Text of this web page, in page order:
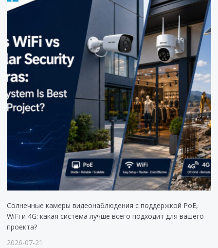
Солнечные камеры видеонаблюдения с поддержкой PoE,
WiFi и 4G: какая система лучше всего подходит для вашего
проекта?
2026-07-21